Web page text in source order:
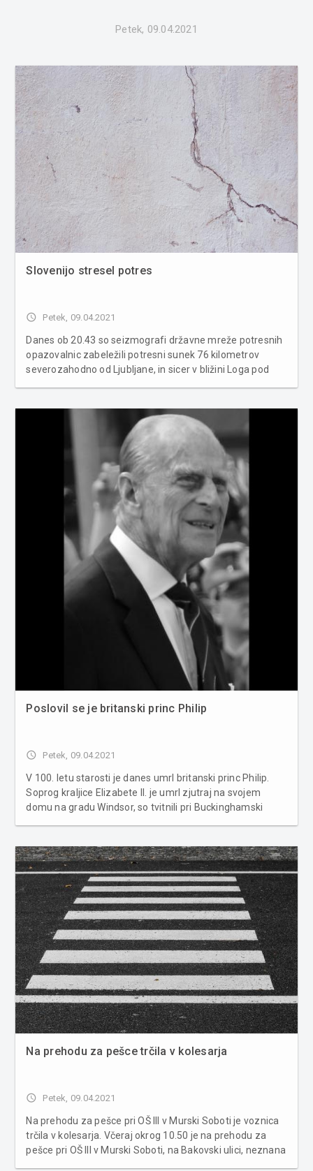
Petek, 09.04.2021
Slovenijo stresel potres
access_time Petek, 09.04.2021
Danes ob 20.43 so seizmografi državne mreže potresnih
opazovalnic zabeležili potresni sunek 76 kilometrov
severozahodno od Ljubljane, in sicer v bližini Loga pod
Poslovil se je britanski princ Philip
access_time Petek, 09.04.2021
V 100. letu starosti je danes umrl britanski princ Philip.
Soprog kraljice Elizabete II. je umrl zjutraj na svojem
domu na gradu Windsor, so tvitnili pri Buckinghamski
visočanstva, princa P...
Na prehodu za pešce trčila v kolesarja
access_time Petek, 09.04.2021
Na prehodu za pešce pri OŠ III v Murski Soboti je voznica
trčila v kolesarja. Včeraj okrog 10.50 je na prehodu za
pešce pri OŠ III v Murski Soboti, na Bakovski ulici, neznana